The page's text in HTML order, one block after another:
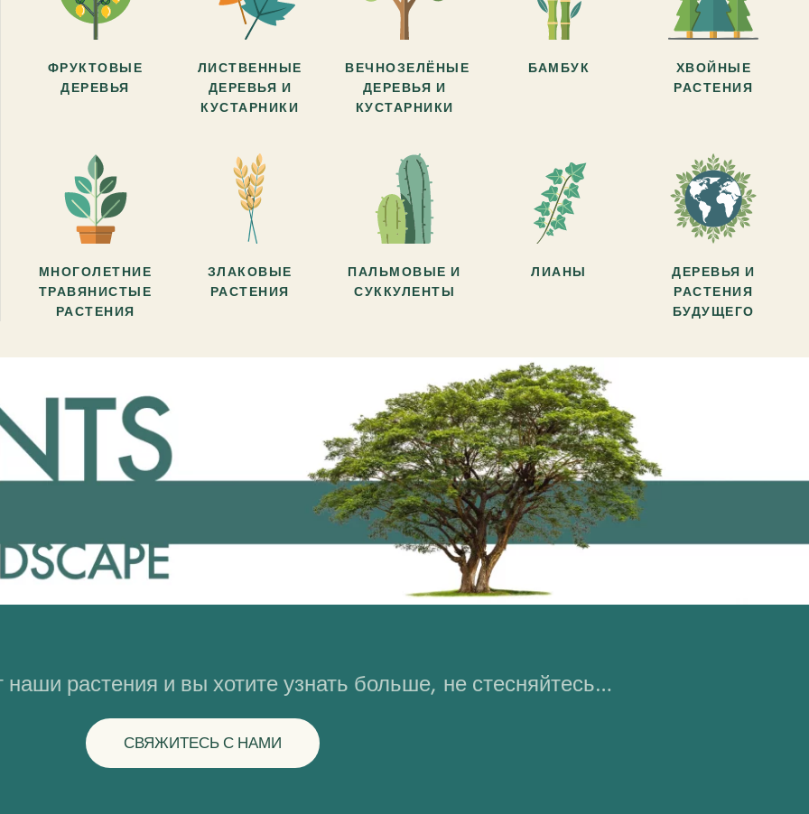
ФРУКТОВЫЕ
ДЕРЕВЬЯ
ЛИСТВЕННЫЕ
ДЕРЕВЬЯ И
КУСТАРНИКИ
ВЕЧНОЗЕЛЁНЫЕ
ДЕРЕВЬЯ И
КУСТАРНИКИ
БАМБУК
ХВОЙНЫЕ
РАСТЕНИЯ
МНОГОЛЕТНИЕ
ТРАВЯНИСТЫЕ
РАСТЕНИЯ
ЗЛАКОВЫЕ
РАСТЕНИЯ
ПАЛЬМОВЫЕ И
СУККУЛЕНТЫ
ЛИАНЫ
ДЕРЕВЬЯ И
РАСТЕНИЯ
БУДУЩЕГО
растения и вы хотите узнать больше, не стесняйтесь…
СВЯЖИТЕСЬ С НАМИ